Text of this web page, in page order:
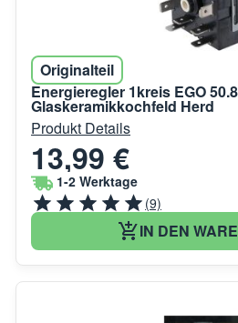
Originalteil
Energieregler 1kreis EGO
Glaskeramikkochfeld Herd
Produkt Details
13,99 €
1-2 Werktage
(9)
IN DEN